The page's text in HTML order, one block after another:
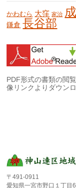
かわむら 大窪 家治
鎌倉 長谷部
PDF形式の書類の閲
像リンクよりダウン
〒491-0911
愛知県一宮市野口１丁目